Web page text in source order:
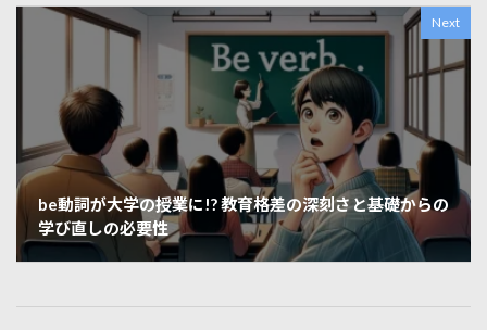
Next
be動詞が大学の授業に!? 教育格差の深刻さと基礎からの
学び直しの必要性